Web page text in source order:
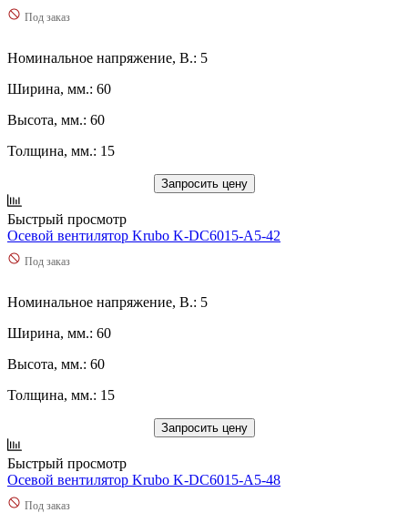
Под заказ
Номинальное напряжение, В.: 5
Ширина, мм.: 60
Высота, мм.: 60
Толщина, мм.: 15
Запросить цену
Быстрый просмотр
Осевой вентилятор Krubo K-DC6015-A5-42
Под заказ
Номинальное напряжение, В.: 5
Ширина, мм.: 60
Высота, мм.: 60
Толщина, мм.: 15
Запросить цену
Быстрый просмотр
Осевой вентилятор Krubo K-DC6015-A5-48
Под заказ